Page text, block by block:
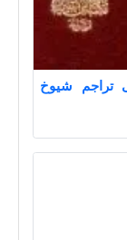
تراجم شيوخ